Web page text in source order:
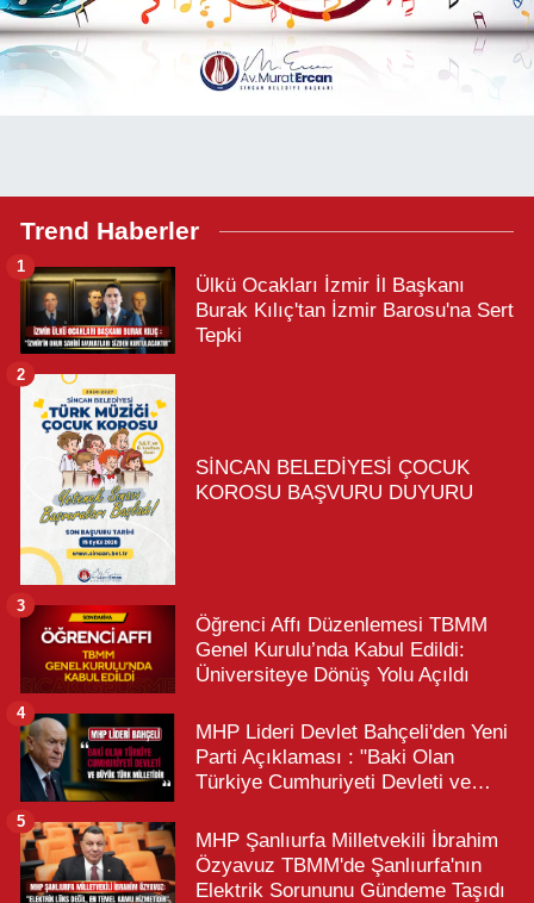
Trend Haberler
Ülkü Ocakları İzmir İl Başkanı
Burak Kılıç'tan İzmir Barosu'na Sert
Tepki
1
SİNCAN BELEDİYESİ ÇOCUK
KOROSU BAŞVURU DUYURU
2
Öğrenci Affı Düzenlemesi TBMM
Genel Kurulu’nda Kabul Edildi:
Üniversiteye Dönüş Yolu Açıldı
3
MHP Lideri Devlet Bahçeli'den Yeni
Parti Açıklaması : "Baki Olan
Türkiye Cumhuriyeti Devleti ve
4
MHP Şanlıurfa Milletvekili İbrahim
Özyavuz TBMM'de Şanlıurfa'nın
Elektrik Sorununu Gündeme Taşıdı
5